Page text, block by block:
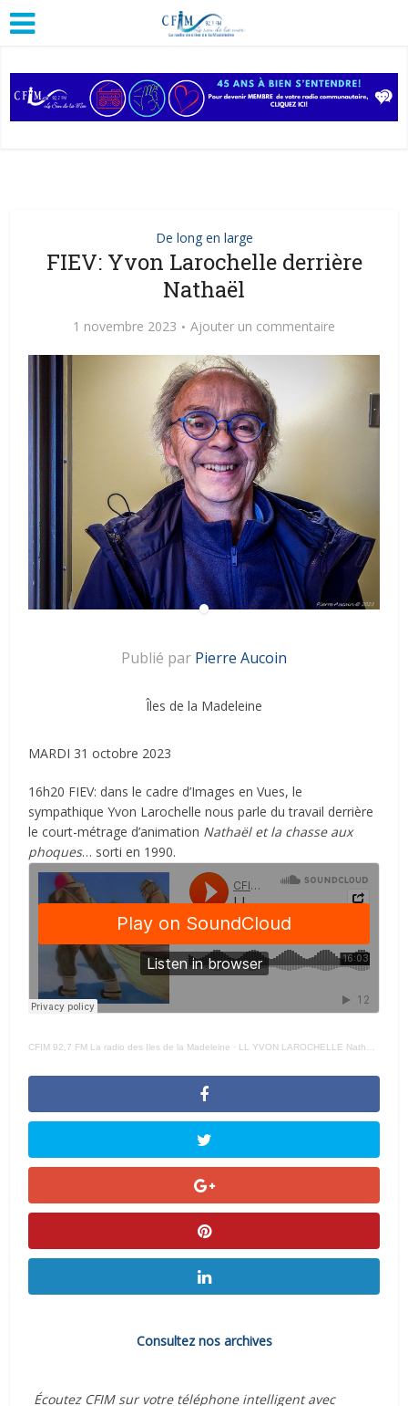
De long en large
FIEV: Yvon Larochelle derrière
Nathaël
1 novembre 2023 Ajouter un commentaire
Publié par Pierre Aucoin
Îles de la Madeleine
MARDI 31 octobre 2023
16h20 FIEV: dans le cadre d’Images en Vues, le
sympathique Yvon Larochelle nous parle du travail derrière
le court-métrage d’animation Nathaël et la chasse aux
phoques… sorti en 1990.
CFIM 92,7 FM La radio des Iles de la Madeleine · LL YVON LAROCHELLE Nathael Court – 31 OCTOBRE 2023 –
Consultez nos archives
Écoutez CFIM sur votre téléphone intelligent avec